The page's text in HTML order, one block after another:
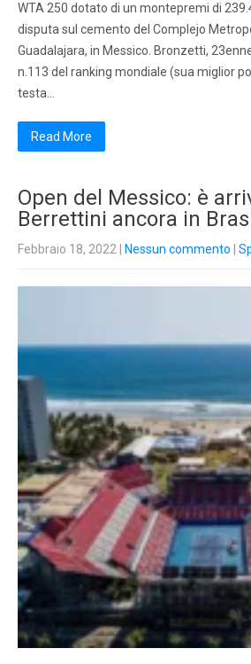
WTA 250 dotato di un montepremi di
disputa sul cemento del Complejo
Guadalajara, in Messico. Bronzetti,
n.113 del ranking mondiale (sua miglior
testa…
Read More
Open del Messico: è
Berrettini ancora in
Febbraio 18, 2022 Nessun commento